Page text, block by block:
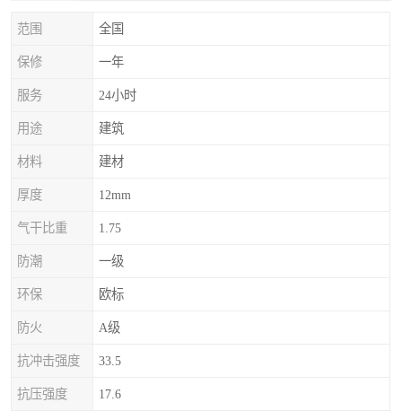
范围 全国
保修 一年
服务 24小时
用途 建筑
材料 建材
厚度 12mm
气干比重 1.75
防潮 一级
环保 欧标
防火 A级
抗冲击强度 33.5
抗压强度 17.6